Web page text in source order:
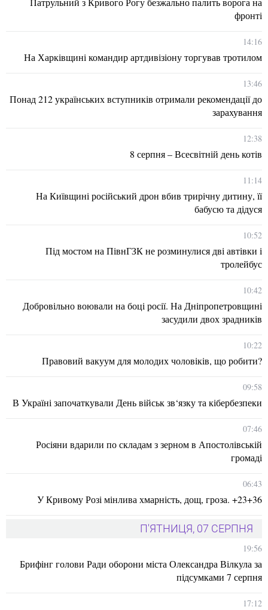
фронті
14:16
На Харківщині командир артдивізіону торгував тротилом
13:46
Понад 212 українських вступників отримали рекомендації до
зарахування
12:38
8 серпня – Всесвітній день котів
11:14
На Київщині російський дрон вбив трирічну дитину, її
бабусю та дідуся
10:52
Під мостом на ПівнГЗК не розминулися дві автівки і
тролейбус
10:42
Добровільно воювали на боці росії. На Дніпропетровщині
засудили двох зрадників
10:22
Правовий вакуум для молодих чоловіків, що робити?
09:58
В Україні започаткували День військ зв‘язку та кібербезпеки
07:46
Росіяни вдарили по складам з зерном в Апостолівській
громаді
06:43
У Кривому Розі мінлива хмарність, дощ, гроза. +23+36
П'ЯТНИЦЯ, 07 СЕРПНЯ
19:56
Брифінг голови Ради оборони міста Олександра Вілкула за
підсумками 7 серпня
17:12